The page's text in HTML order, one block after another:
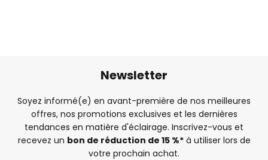
Newsletter
Soyez informé(e) en avant-première de nos meilleures
offres, nos promotions exclusives et les dernières
tendances en matière d'éclairage. Inscrivez-vous et
recevez un bon de réduction de 15 %*à utiliser lors de
votre prochain achat.